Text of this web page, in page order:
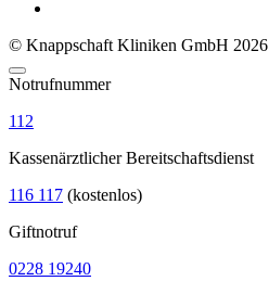
© Knappschaft Kliniken GmbH 2026
Notrufnummer
112
Kassenärztlicher Bereitschaftsdienst
116 117 (kostenlos)
Giftnotruf
0228 19240